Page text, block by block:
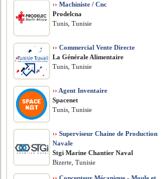
›› Machiniste / Cnc
Prodelcna
Tunis, Tunisie
›› Commercial Vente Directe
La Générale Alimentaire
Tunis, Tunisie
›› Agent Inventaire
Spacenet
Tunis, Tunisie
›› Superviseur Chaine de Production
Navale
Stgi Marine Chantier Naval
Bizerte, Tunisie